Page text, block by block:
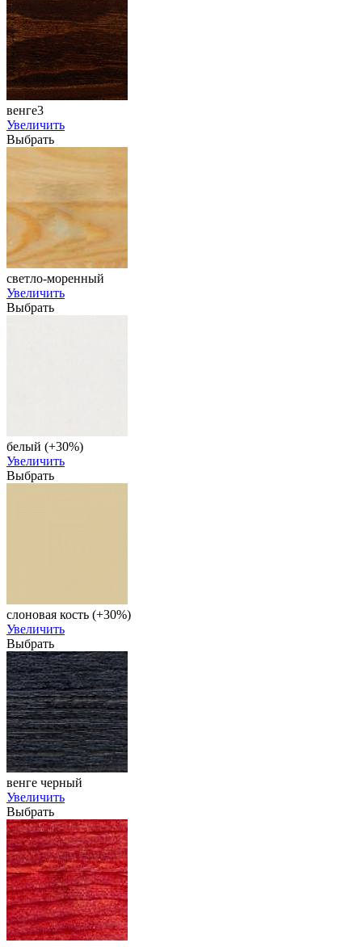
венге3
Увеличить
Выбрать
светло-моренный
Увеличить
Выбрать
белый (+30%)
Увеличить
Выбрать
слоновая кость (+30%)
Увеличить
Выбрать
венге черный
Увеличить
Выбрать